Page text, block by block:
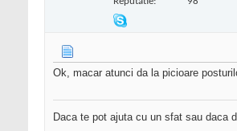
Ok, macar atunci da la picioare
Daca te pot ajuta cu un sfat sau daca